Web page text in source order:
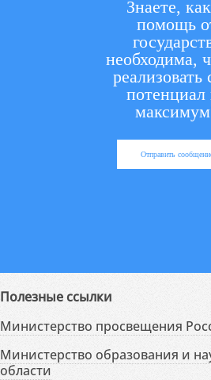
Знаете,
помощь
необходима,
реализовать
потенциал
Отправить
Полезные ссылки
Министерство просвещения
Министерство образования и
области